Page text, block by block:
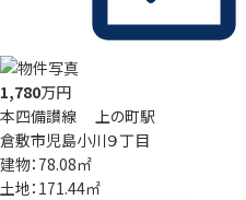
1,780万円
本四備讃線 上の町駅
倉敷市児島小川９丁目
建物：78.08㎡
土地：171.44㎡